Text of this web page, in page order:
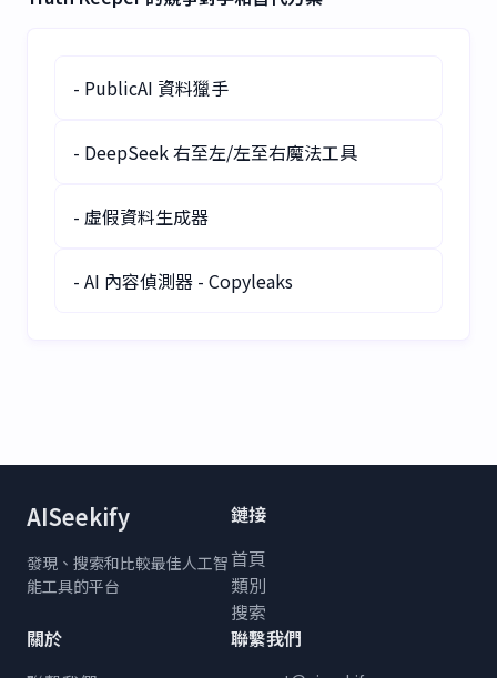
免費審核額度！
- PublicAI 資料獵手
- DeepSeek 右至左/左至右魔法工具
- 虛假資料生成器
- AI 內容偵測器 - Copyleaks
AISeekify
發現、搜索和比較最佳人工智
能工具的平台
鏈接
首頁
類別
搜索
關於
聯繫我們